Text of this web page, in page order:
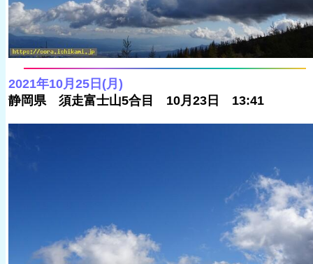
2021年10月25日(月)
静岡県 須走富士山5合目 10月23日 13:41